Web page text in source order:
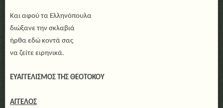
Και αφού τα Ελληνόπουλα
διώξανε την σκλαβιά
ήρθα εδώ κοντά σας
να ζείτε ειρηνικά.
ΕΥΑΓΓΕΛΙΣΜΟΣ ΤΗΣ ΘΕΟΤΟΚΟΥ
ΑΓΓΕΛΟΣ